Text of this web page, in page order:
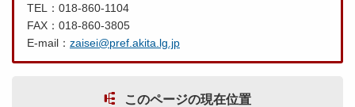
TEL：018-860-1104
FAX：018-860-3805
E-mail： zaisei@pref.akita.lg.jp
このページの現在位置